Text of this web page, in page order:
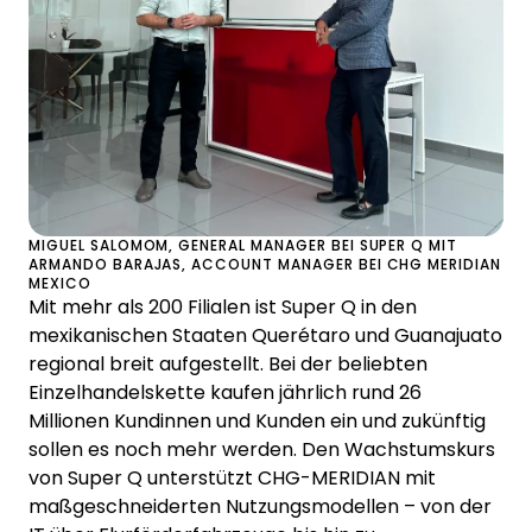
MIGUEL SALOMOM, GENERAL MANAGER BEI SUPER Q MIT
ARMANDO BARAJAS, ACCOUNT MANAGER BEI CHG MERIDIAN
MEXICO
Mit mehr als 200 Filialen ist Super Q in den
mexikanischen Staaten Querétaro und Guanajuato
regional breit aufgestellt. Bei der beliebten
Einzelhandelskette kaufen jährlich rund 26
Millionen Kundinnen und Kunden ein und zukünftig
sollen es noch mehr werden. Den Wachstumskurs
von Super Q unterstützt CHG-MERIDIAN mit
maßgeschneiderten Nutzungsmodellen – von der